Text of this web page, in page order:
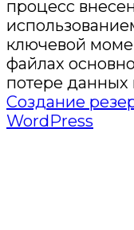
процесс
ключевой
файлах
потере
Создание
WordPress